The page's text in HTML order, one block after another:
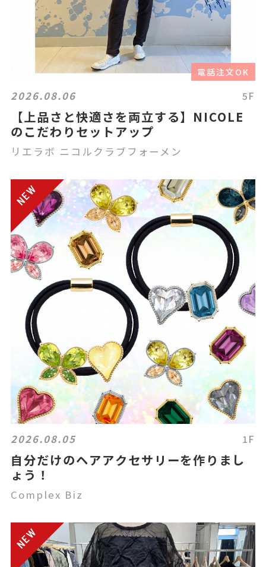
電話注文OK
2026.08.06 5F
【上品さと快適さを両立する】NICOLE
のこだわりセットアップ
リエラボ ニコルクラブフォーメン
2026.08.05 1F
自分だけのヘアアクセサリーを作りまし
ょう！
Complex Biz